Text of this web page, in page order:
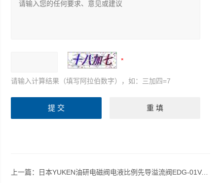
请输入计算结果（填写阿拉伯数字），如：三加四=7
上一篇： 日本YUKEN油研电磁阀电液比例先导溢流阀EDG-01V-H-PNT11-60T